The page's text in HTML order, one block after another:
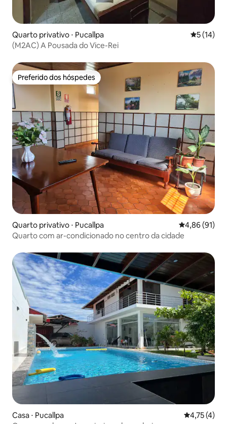
Quarto privativo ⋅ Pucallpa 5 de uma
5 (14)
(M2AC) A Pousada do Vice-Rei
Preferido dos hóspedes
Preferido dos hóspedes
Quarto privativo ⋅ Pucallpa 4,86 de uma
4,86 (91)
Quarto com ar-condicionado no centro da cidade
Casa ⋅ Pucallpa 4,75 de
4,75 (4)